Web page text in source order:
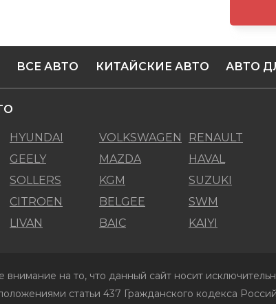
ВСЕ АВТО КИТАЙСКИЕ АВТО АВТО
HYUNDAI VOLKSWAGEN RENAULT
GEELY MAZDA HAVAL
SOLLERS KGM SUZUKI
CITROEN BELGEE SWM
LIVAN BAIC KAIYI
на то, что данный сайт носит
статьи 437 Гражданского кодекса